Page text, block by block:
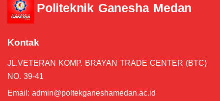
Reset Password MeTA #6
05:17
Pengenalan Tampilan Dashboard #4
Membuat Akun MeTA #3
Politeknik Ganesha Medan
Kontak
JL.VETERAN KOMP. BRAYAN TRADE CENTER (BTC)
NO. 39-41
Email: admin@poltekganeshamedan.ac.id